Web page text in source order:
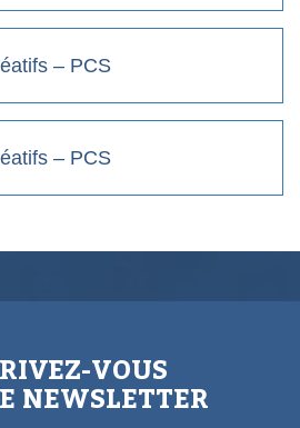
– PCS
– PCS
VOUS
NEWSLETTER